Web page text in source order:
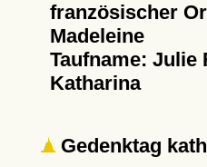
französischer
Madeleine
Taufname: Julie
Katharina
Gedenktag